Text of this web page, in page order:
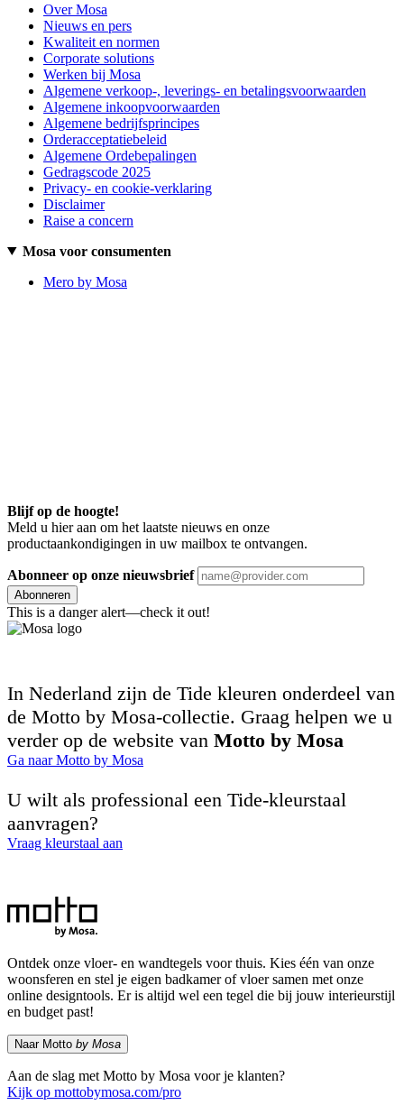
Over Mosa
Nieuws en pers
Kwaliteit en normen
Corporate solutions
Werken bij Mosa
Algemene verkoop-, leverings- en betalingsvoorwaarden
Algemene inkoopvoorwaarden
Algemene bedrijfsprincipes
Orderacceptatiebeleid
Algemene Ordebepalingen
Gedragscode 2025
Privacy- en cookie-verklaring
Disclaimer
Raise a concern
Mosa voor consumenten
Mero by Mosa
Blijf op de hoogte!
Meld u hier aan om het laatste nieuws en onze
productaankondigingen in uw mailbox te ontvangen.
Abonneer op onze nieuwsbrief
Abonneren
This is a danger alert—check it out!
In Nederland zijn de Tide kleuren onderdeel van
de Motto by Mosa-collectie. Graag helpen we u
verder op de website van Motto by Mosa
Ga naar Motto by Mosa
U wilt als professional een Tide-kleurstaal
aanvragen?
Vraag kleurstaal aan
Ontdek onze vloer- en wandtegels voor thuis. Kies één van onze
woonsferen en stel je eigen badkamer of vloer samen met onze
online designtools. Er is altijd wel een tegel die bij jouw interieurstijl
en budget past!
Naar Motto by Mosa
Aan de slag met Motto by Mosa voor je klanten?
Kijk op mottobymosa.com/pro